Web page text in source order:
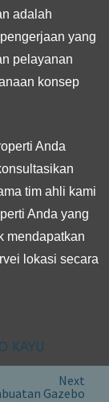
adalah
yang
pelayanan
konsep
Anda
tim ahli kami
Anda yang
mendapatkan
lokasi secara
KAYU
Next
Gazebo